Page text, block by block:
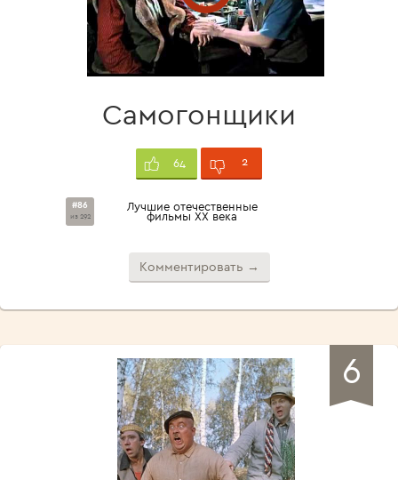
Самогонщики
64 2
#86
из 292
Лучшие отечественные
фильмы XX века
Комментировать →
6